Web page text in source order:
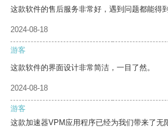
这款软件的售后服务非常好，遇到问题都能得
2024-08-18
游客
这款软件的界面设计非常简洁，一目了然。
2024-08-18
游客
这款加速器VPM应用程序已经为我们带来了无